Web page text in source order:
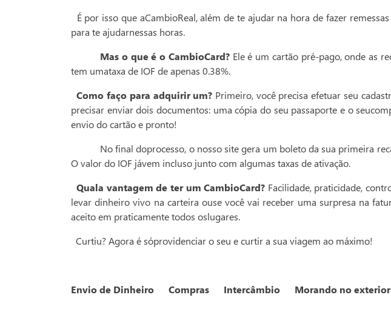
É por isso que aCambioReal, além de te ajudar na hora de fazer
para te ajudarnessas horas.
Mas o que é o CambioCard? Ele é um cartão pré-pago, onde as
tem umataxa de IOF de apenas 0.38%.
Como faço para adquirir um? Primeiro, você precisa efetuar seu
precisar enviar dois documentos: uma cópia do seu passaporte e o
envio do cartão e pronto!
No final doprocesso, o nosso site gera um boleto da sua primeira
O valor do IOF jávem incluso junto com algumas taxas de ativação.
Quala vantagem de ter um CambioCard? Facilidade, praticidade,
levar dinheiro vivo na carteira ouse você vai receber uma surpresa na
aceito em praticamente todos oslugares.
Curtiu? Agora é sóprovidenciar o seu e curtir a sua viagem ao máximo!
Envio de Dinheiro Compras Intercâmbio Morando no exterior